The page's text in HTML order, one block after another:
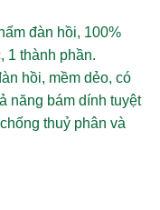
đàn hồi, 100%
1 thành phần.
hồi, mềm dẻo, có
năng bám dính tuyệt
thuỷ phân và